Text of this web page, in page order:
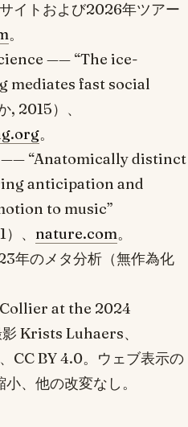
イトおよび2026年ツアー
。
—— “The ice-
mediates fast social
2015）、
。
—— “Anatomically distinct
anticipation and
to music”
、 nature.com。
年のメタ分析（無作為化
Collier at the 2024
Krists Luhaers、
、CC BY 4.0。ウェブ表示の
、他の改変なし。